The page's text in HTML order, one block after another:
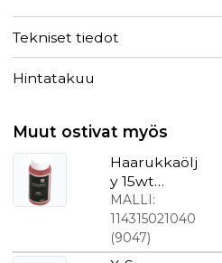
Tekniset tiedot
Hintatakuu
Muut ostivat myös
Haarukkaölj
y 15wt
120ml pullo
MALLI:
114315021040
(9047)